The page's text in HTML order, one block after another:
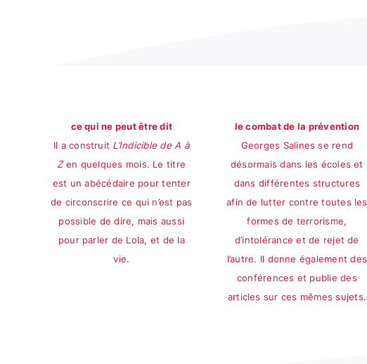
ce qui ne peut être dit
Il a construit L’Indicible de A à
Zen quelques mois. Le titre
est un abécédaire pour tenter
de circonscrire ce qui n’est pas
possible de dire, mais aussi
pour parler de Lola, et de la
vie.
le combat de la prévention
Georges Salines se rend
désormais dans les écoles et
dans différentes structures
afin de lutter contre toutes les
formes de terrorisme,
d’intolérance et de rejet de
l’autre. Il donne également des
conférences et publie des
articles sur ces mêmes sujets.